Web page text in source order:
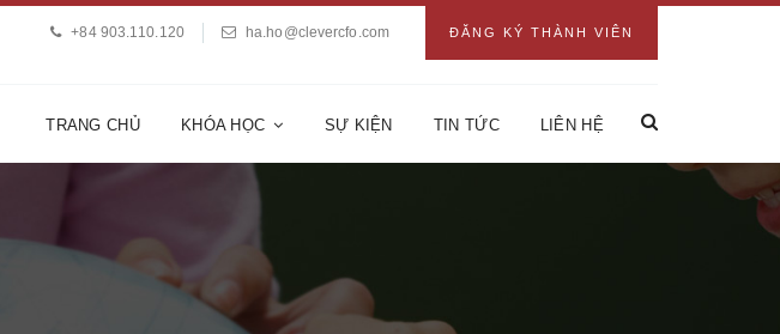
ĐĂNG KÝ THÀNH VIÊN
+84 903.110.120 ha.ho@clevercfo.com
TRANG CHỦ KHÓA HỌC SỰ KIỆN TIN TỨC LIÊN HỆ